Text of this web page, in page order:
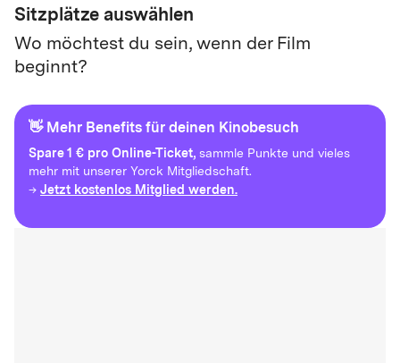
Sitzplätze auswählen
Wo möchtest du sein, wenn der Film
beginnt?
👋 Mehr Benefits für deinen Kinobesuch
Spare1 € pro Online-Ticket, sammle Punkte und vieles
mehr mit unserer Yorck Mitgliedschaft.
→ Jetzt kostenlos Mitglied werden.